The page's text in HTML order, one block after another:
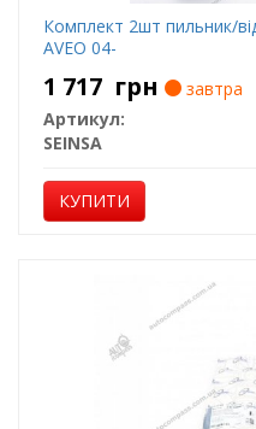
Комплект 2шт пильник/
AVEO 04-
1 717 грн
завтра
Артикул:
SEINSA
КУПИТИ